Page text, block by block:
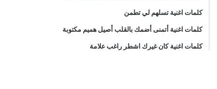
كلمات اغنية تسلهم لي تطمن
كلمات اغنية أتمنى أضمك بالقلب أصيل هميم مكتوبة
كلمات اغنية كان غيرك اشطر راغب علامة